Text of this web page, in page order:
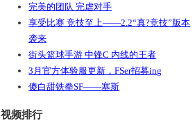
完美的团队 完虐对手
享受比赛 竞技至上——2.2“真?竞技”版本
袭来
街头篮球手游 中锋C 内线的王者
3月官方体验服更新，FSer招募ing
傻白甜铁拳SF——塞斯
视频排行